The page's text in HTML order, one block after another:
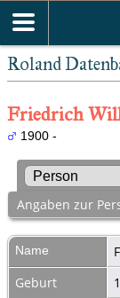
Roland
Friedrich
1900 -
Angaben zur
Name
Geburt